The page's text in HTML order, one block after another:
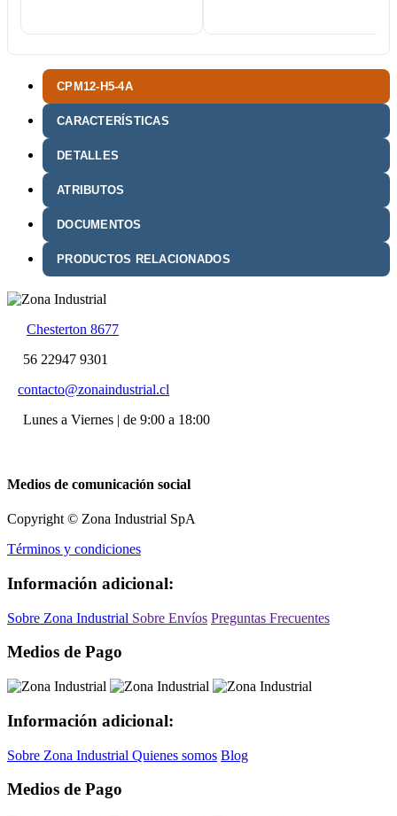
CPM12-H5-4A
CARACTERÍSTICAS
DETALLES
ATRIBUTOS
DOCUMENTOS
PRODUCTOS RELACIONADOS
Chesterton 8677
56 22947 9301
contacto@zonaindustrial.cl
Lunes a Viernes | de 9:00 a 18:00
Medios de comunicación social
Copyright © Zona Industrial SpA
Términos y condiciones
Información adicional:
Sobre Zona Industrial Sobre Envíos Preguntas Frecuentes
Medios de Pago
Información adicional:
Sobre Zona Industrial Quienes somos Blog
Medios de Pago